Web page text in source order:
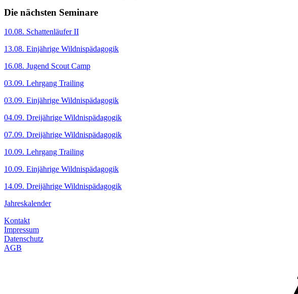
Die nächsten Seminare
10.08. Schattenläufer II
13.08. Einjährige Wildnispädagogik
16.08. Jugend Scout Camp
03.09. Lehrgang Trailing
03.09. Einjährige Wildnispädagogik
04.09. Dreijährige Wildnispädagogik
07.09. Dreijährige Wildnispädagogik
10.09. Lehrgang Trailing
10.09. Einjährige Wildnispädagogik
14.09. Dreijährige Wildnispädagogik
Jahreskalender
Kontakt
Impressum
Datenschutz
AGB